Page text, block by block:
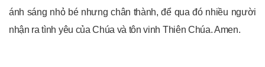
ánh sáng nhỏ bé nhưng chân thành, để qua đó nhiều người
nhận ra tình yêu của Chúa và tôn vinh Thiên Chúa. Amen.